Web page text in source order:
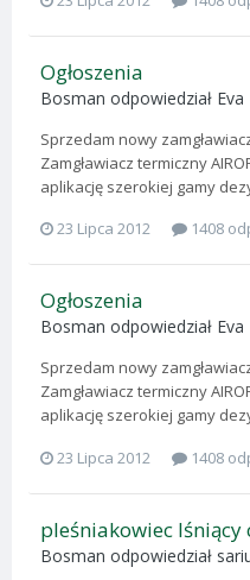
Ogłoszenia
Bosman odpowiedział Eva
Sprzedam nowy
Zamgławiacz termiczny
aplikację szerokiej gamy
23 Lipca 2012
1408
Ogłoszenia
Bosman odpowiedział Eva
Sprzedam nowy
Zamgławiacz termiczny
aplikację szerokiej gamy
23 Lipca 2012
1408
pleśniakowiec lśniący
Bosman odpowiedział